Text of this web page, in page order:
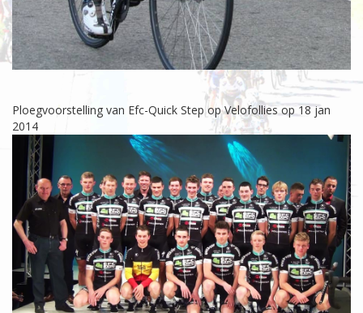
Ploegvoorstelling van Efc-Quick Step op Velofollies op 18 jan
2014